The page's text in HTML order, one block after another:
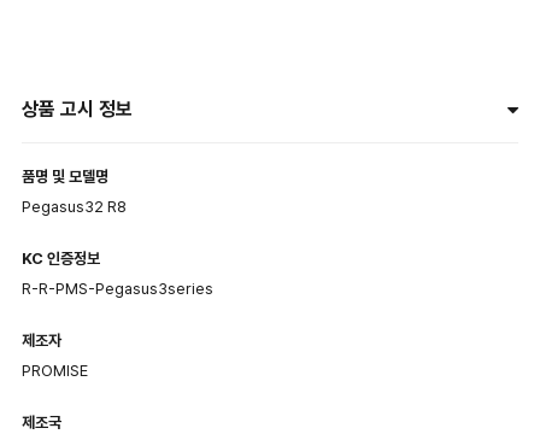
상품 고시 정보
품명 및 모델명
Pegasus32 R8
KC 인증정보
R-R-PMS-Pegasus3series
제조자
PROMISE
제조국